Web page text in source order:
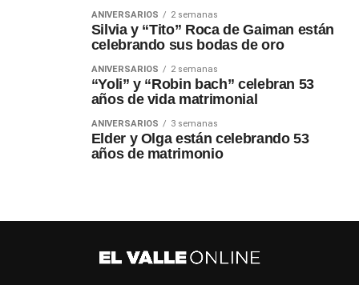
ANIVERSARIOS 2 semanas
Silvia y “Tito” Roca de Gaiman están
celebrando sus bodas de oro
ANIVERSARIOS 2 semanas
“Yoli” y “Robin bach” celebran 53
años de vida matrimonial
ANIVERSARIOS 3 semanas
Elder y Olga están celebrando 53
años de matrimonio